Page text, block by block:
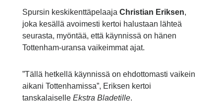
Spursin keskikenttäpelaaja Christian Eriksen,
joka kesällä avoimesti kertoi halustaan lähteä
seurasta, myöntää, että käynnissä on hänen
Tottenham-uransa vaikeimmat ajat.
”Tällä hetkellä käynnissä on ehdottomasti vaikein
aikani Tottenhamissa”, Eriksen kertoi
tanskalaiselle Ekstra Bladetille.